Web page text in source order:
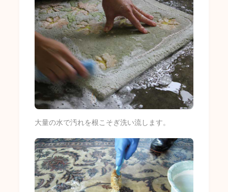
大量の水で汚れを根こそぎ洗い流します。